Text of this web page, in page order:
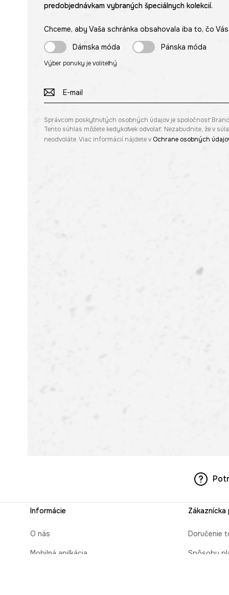
predobjednávkam vybraných špeciálnych kolekcií.
Chceme, aby Vaša schránka obsahovala iba to, čo
Dámska móda
Pánska móda
Výber ponuky je voliteľný
Správcom poskytnutých osobných údajov je spoločnosť
Tento súhlas môžete kedykoľvek odvolať. Nezabudnite, že v
neodvoláte. Viac informácií nájdete v Ochrane osobných
Informácie
O nás
Mobilná apilkácia
Doručenie
Spôsoby